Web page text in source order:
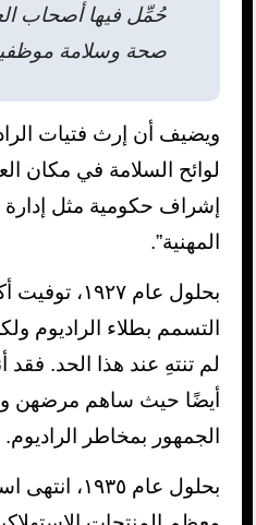
حُمِّل فيها أصحاب
صحة وسلامة
ويضيف أن إرث فتيات
لوائح السلامة في مكان
إشراف حكومية مثل إدارة
المهنية”.
التسمم بطلاء الراديوم
لم تنتهِ عند هذا الحد.
أيضًا حيث ساهم مرضهن
الجمهور بمخاطر الراديوم.
بحلول عام